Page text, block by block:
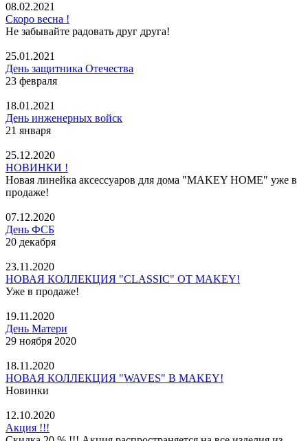
08.02.2021
Скоро весна !
Не забывайте радовать друг друга!
25.01.2021
День защитника Отечества
23 февраля
18.01.2021
День инженерных войск
21 января
25.12.2020
НОВИНКИ !
Новая линейка аксессуаров для дома "MAKEY HOME" уже в
продаже!
07.12.2020
День ФСБ
20 декабря
23.11.2020
НОВАЯ КОЛЛЕКЦИЯ "CLASSIC" ОТ MAKEY!
Уже в продаже!
19.11.2020
День Матери
29 ноября 2020
18.11.2020
НОВАЯ КОЛЛЕКЦИЯ "WAVES" В MAKEY!
Новинки
12.10.2020
Акция !!!